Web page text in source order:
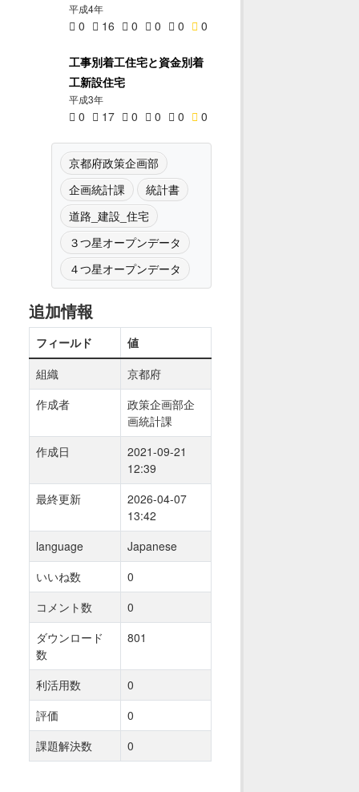
平成4年
0 16 0 0 0 0
工事別着工住宅と資金別着
工新設住宅
平成3年
0 17 0 0 0 0
京都府政策企画部
企画統計課
統計書
道路_建設_住宅
３つ星オープンデータ
４つ星オープンデータ
追加情報
フィールド
値
組織
京都府
作成者
政策企画部企
画統計課
作成日
2021-09-21
12:39
最終更新
2026-04-07
13:42
language
Japanese
いいね数
0
コメント数
0
ダウンロード
数
801
利活用数
0
評価
0
課題解決数
0